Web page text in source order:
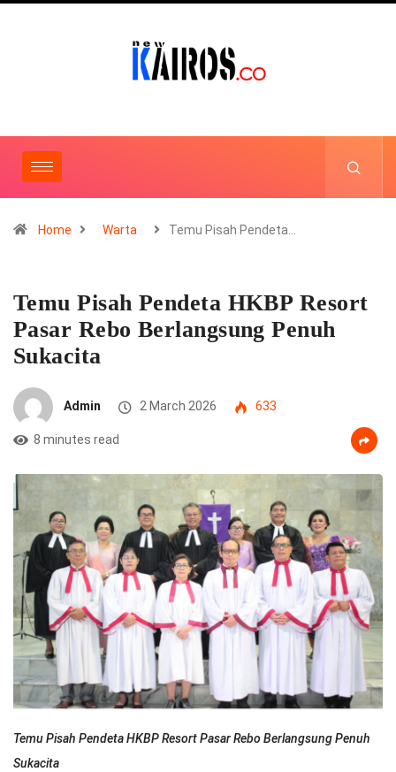
Home Warta Temu Pisah Pendeta…
Temu Pisah Pendeta HKBP Resort
Pasar Rebo Berlangsung Penuh
Sukacita
Admin 2 March 2026 633
8 minutes read
Temu Pisah Pendeta HKBP Resort Pasar Rebo Berlangsung Penuh
Sukacita